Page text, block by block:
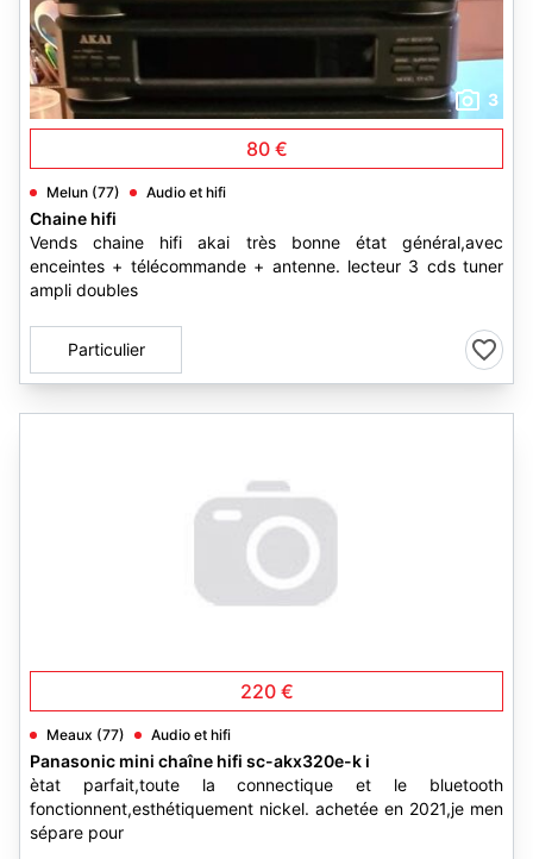
3
80 €
Melun (77) Audio et hifi
Chaine hifi
Vends chaine hifi akai très bonne état général,avec
enceintes + télécommande + antenne. lecteur 3 cds tuner
ampli doubles
Particulier
220 €
Meaux (77) Audio et hifi
Panasonic mini chaîne hifi sc-akx320e-k i
ètat parfait,toute la connectique et le bluetooth
fonctionnent,esthétiquement nickel. achetée en 2021,je men
sépare pour